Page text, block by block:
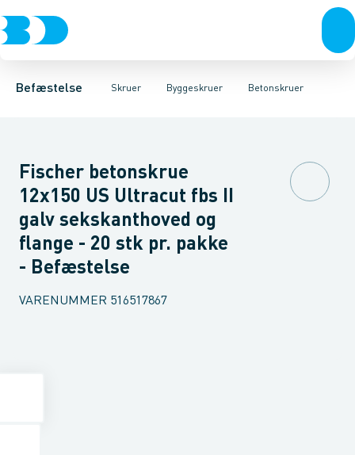
Befæstelse Skruer
Bolte & sætskruerMøtrikkerSkiverSkruer Søm & dykkere
Byggeskruer
Karmskruer Facadeskruer Byggeskruer Spånskruer
Betonskruer
Montageskruer BetonskruerFranske skruerKarmdybler
Fischer betonskrue
12x150 US Ultracut fbs II
galv sekskanthoved og
flange - 20 stk pr. pakke
- Befæstelse
VARENUMMER 516517867